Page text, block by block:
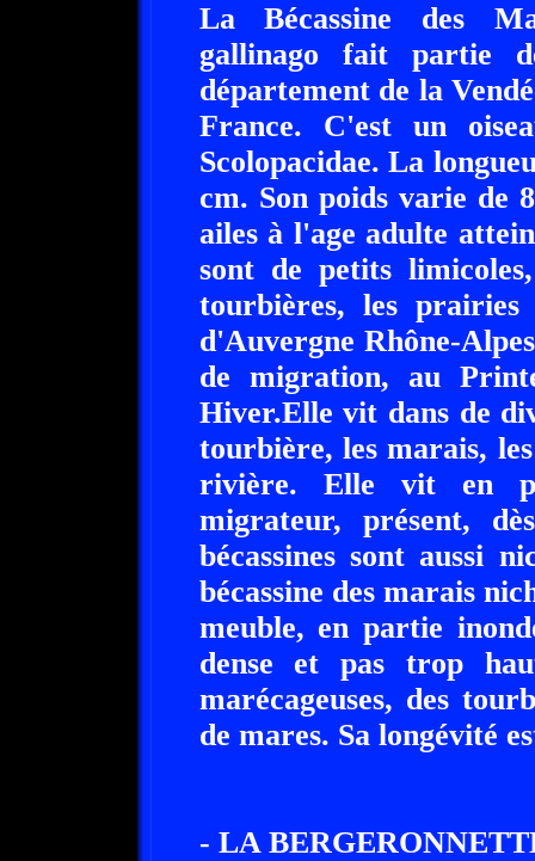
La Bécassine des
gallinago fait partie
département de la
France. C'est un
Scolopacidae. La
cm. Son poids varie de
ailes à l'age adulte
sont de petits
tourbières, les prairies
d'Auvergne Rhône-
de migration, au
Hiver.Elle vit dans de
tourbière, les marais,
rivière. Elle vit en
migrateur, présent,
bécassines sont aussi
bécassine des marais
meuble, en partie
dense et pas trop
marécageuses, des
de mares. Sa longévité
- LA